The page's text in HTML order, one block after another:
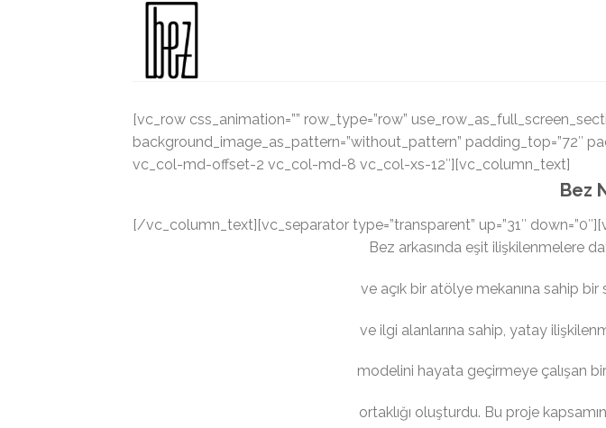
[vc_row css_animation=”” row_type=”row”
background_image_as_pattern=”without_pattern”
vc_col-md-offset-2 vc_col-md-8 vc_col-xs-12″][vc_column_text]
Bez
[/vc_column_text][vc_separator type=”transparent” up=”31″
Bez arkasında eşit ilişkilenmelere
ve açık bir atölye mekanına sahip bir
ve ilgi alanlarına sahip, yatay
modelini hayata geçirmeye çalışan
ortaklığı oluşturdu. Bu proje